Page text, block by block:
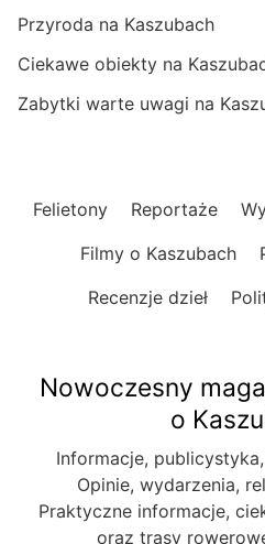
Przyroda na Kaszubach
Ciekawe obiekty na
Zabytki warte uwagi na
Felietony Reportaże
Filmy o Kaszubach
Recenzje dzieł
Nowoczesny
o
Informacje,
Opinie, wydarzenia,
Praktyczne informacje,
oraz trasy